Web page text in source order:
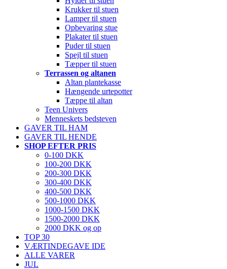
Krukker til stuen
Lamper til stuen
Opbevaring stue
Plakater til stuen
Puder til stuen
Spejl til stuen
Tæpper til stuen
Terrassen og altanen
Altan plantekasse
Hængende urtepotter
Tæppe til altan
Teen Univers
Menneskets bedsteven
GAVER TIL HAM
GAVER TIL HENDE
SHOP EFTER PRIS
0-100 DKK
100-200 DKK
200-300 DKK
300-400 DKK
400-500 DKK
500-1000 DKK
1000-1500 DKK
1500-2000 DKK
2000 DKK og op
TOP 30
VÆRTINDEGAVE IDE
ALLE VARER
JUL